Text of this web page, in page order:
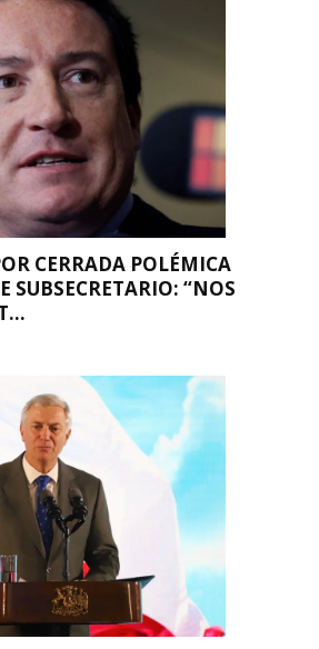
CERRADA POLÉMICA
SUBSECRETARIO: “NOS